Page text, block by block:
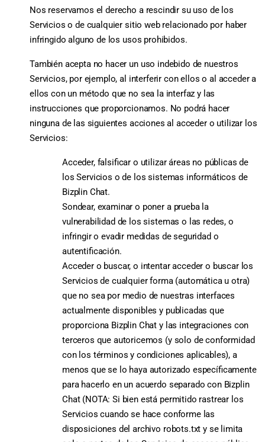
Nos reservamos el derecho a rescindir su uso de los
Servicios o de cualquier sitio web relacionado por haber
infringido alguno de los usos prohibidos.
También acepta no hacer un uso indebido de nuestros
Servicios, por ejemplo, al interferir con ellos o al acceder a
ellos con un método que no sea la interfaz y las
instrucciones que proporcionamos. No podrá hacer
ninguna de las siguientes acciones al acceder o utilizar los
Servicios:
Acceder, falsificar o utilizar áreas no públicas de
los Servicios o de los sistemas informáticos de
Bizplin Chat.
Sondear, examinar o poner a prueba la
vulnerabilidad de los sistemas o las redes, o
infringir o evadir medidas de seguridad o
autentificación.
Acceder o buscar, o intentar acceder o buscar los
Servicios de cualquier forma (automática u otra)
que no sea por medio de nuestras interfaces
actualmente disponibles y publicadas que
proporciona Bizplin Chat y las integraciones con
terceros que autoricemos (y solo de conformidad
con los términos y condiciones aplicables), a
menos que se lo haya autorizado específicamente
para hacerlo en un acuerdo separado con Bizplin
Chat (NOTA: Si bien está permitido rastrear los
Servicios cuando se hace conforme las
disposiciones del archivo robots.txt y se limita